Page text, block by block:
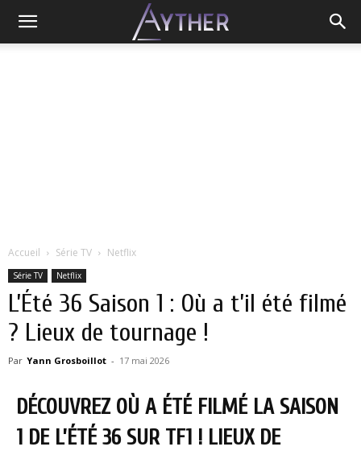
Accueil Série TV Netflix
Série TV Netflix
L’Été 36 Saison 1 : Où a t’il été filmé
? Lieux de tournage !
Par Yann Grosboillot - 17 mai 2026
DÉCOUVREZ OÙ A ÉTÉ FILMÉ LA SAISON
1 DE L’ÉTÉ 36 SUR TF1 ! LIEUX DE